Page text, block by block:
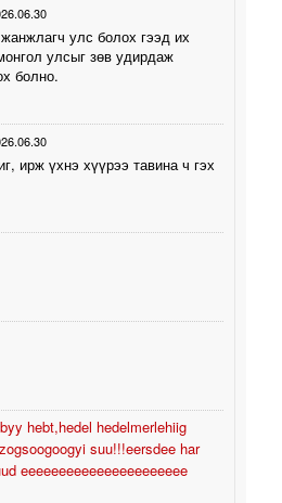
улс болох гээд их
улсыг зөв удирдаж
болно.
ирж үхнэ хүүрээ тавина ч гэх
hebt,hedel hedelmerlehiig
suu!!!eersdee har
eeeeeeeeeeeeeeeeeeeeee